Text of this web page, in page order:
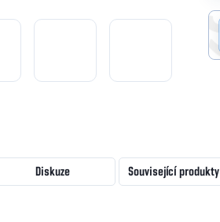
Diskuze Související produkty